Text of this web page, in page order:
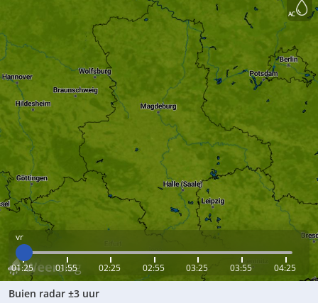
vr
01:25 01:55 02:25 02:55 03:25 03:55 04:25
Buien radar ±3 uur